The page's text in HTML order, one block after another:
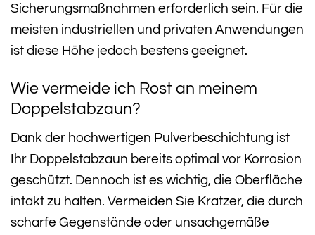
Sicherungsmaßnahmen erforderlich sein. Für die
meisten industriellen und privaten Anwendungen
ist diese Höhe jedoch bestens geeignet.
Wie vermeide ich Rost an meinem
Doppelstabzaun?
Dank der hochwertigen Pulverbeschichtung ist
Ihr Doppelstabzaun bereits optimal vor Korrosion
geschützt. Dennoch ist es wichtig, die Oberfläche
intakt zu halten. Vermeiden Sie Kratzer, die durch
scharfe Gegenstände oder unsachgemäße